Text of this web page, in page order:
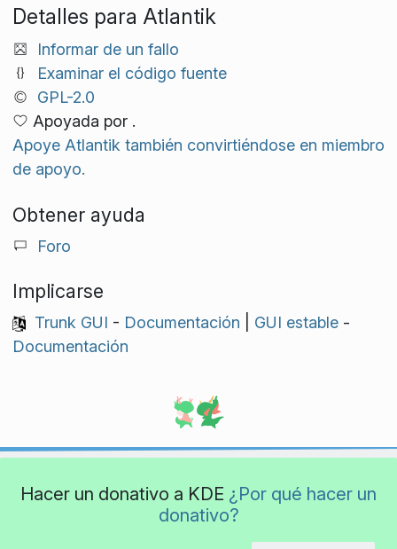
Detalles para Atlantik
Informar de un fallo
Examinar el código fuente
GPL-2.0
Apoyada por .
Apoye Atlantik también convirtiéndose en miembro
de apoyo.
Obtener ayuda
Foro
Implicarse
Trunk GUI - Documentación GUI estable-
Documentación
Hacer un donativo a KDE ¿Por qué hacer un
donativo?